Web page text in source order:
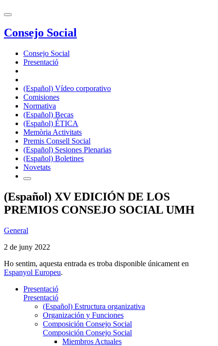
Consejo Social
Consejo Social
Presentació
(Español) Vídeo corporativo
Comisiones
Normativa
(Español) Becas
(Español) ÉTICA
Memòria Activitats
Premis Consell Social
(Español) Sesiones Plenarias
(Español) Boletines
Novetats
(Español) XV EDICIÓN DE LOS
PREMIOS CONSEJO SOCIAL UMH
General
2 de juny 2022
Ho sentim, aquesta entrada es troba disponible únicament en
Espanyol Europeu.
Presentació
Presentació
(Español) Estructura organizativa
Organización y Funciones
Composición Consejo Social
Composición Consejo Social
Miembros Actuales